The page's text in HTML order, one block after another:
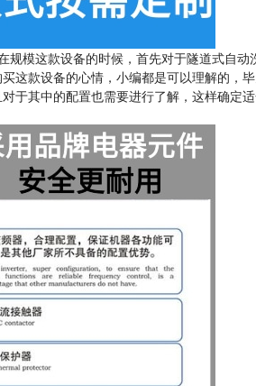
模这款设备的时候，首先对于隧道式自
这款设备的心情，小编都是可以理解的，
于其中的配置也需要进行了解，这样确定